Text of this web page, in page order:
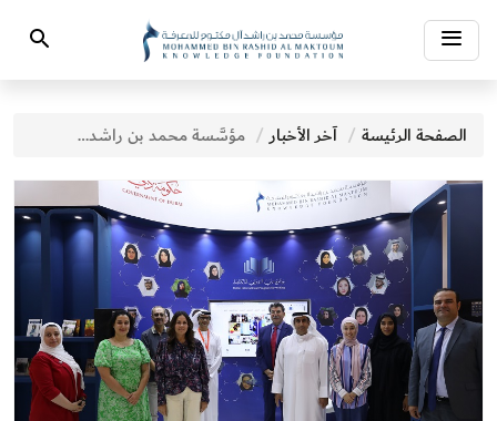
Toggle
navigation
Search
الصفحة الرئيسة آخر الأخبار مؤسَّسة محمد بن راشد للمعرفة تطلق الموقع الإلكتروني لـ«برنامج دبي الدولي للكتابة»